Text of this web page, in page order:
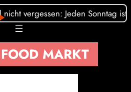
vergessen: Jeden Sonntag ist
MARKT